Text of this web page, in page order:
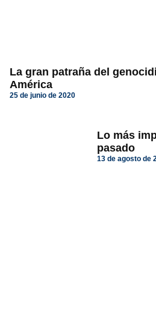
La gran patraña del
América
25 de junio de 2020
Lo más
pasado
13 de agosto de